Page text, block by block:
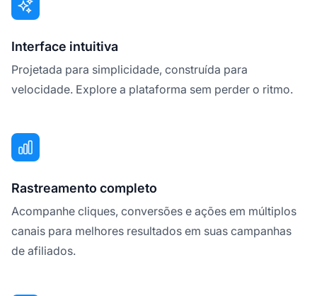
Interface intuitiva
Projetada para simplicidade, construída para
velocidade. Explore a plataforma sem perder o ritmo.
Rastreamento completo
Acompanhe cliques, conversões e ações em múltiplos
canais para melhores resultados em suas campanhas
de afiliados.